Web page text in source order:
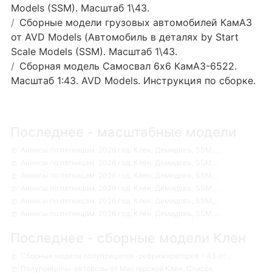
Models (SSM). Масштаб 1\43.
Сборные модели грузовых автомобилей КамАЗ
от AVD Models (Автомобиль в деталях by Start
Scale Models (SSM). Масштаб 1\43.
Сборная модель Самосвал 6х6 КамАЗ-6522.
Масштаб 1:43. AVD Models. Инструкция по сборке.